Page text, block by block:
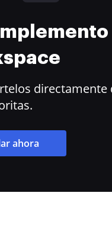
directamente
ahora